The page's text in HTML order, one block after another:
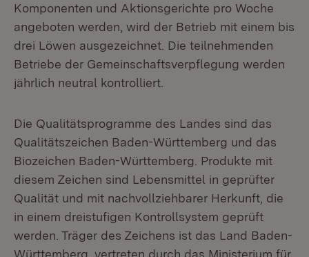
Komponenten und Aktionsgerichte pro Woche
angeboten werden, wird der Betrieb mit einem bis
drei Löwen ausgezeichnet. Die teilnehmenden
Betriebe der Gemeinschaftsverpflegung werden
jährlich neutral kontrolliert.
Die Qualitätsprogramme des Landes sind das
Qualitätszeichen Baden-Württemberg und das
Biozeichen Baden-Württemberg. Produkte mit
diesem Zeichen sind Lebensmittel in geprüfter
Qualität und mit nachvollziehbarer Herkunft, die
in einem dreistufigen Kontrollsystem geprüft
werden. Träger des Zeichens ist das Land Baden-
Württemberg, vertreten durch das Ministerium für